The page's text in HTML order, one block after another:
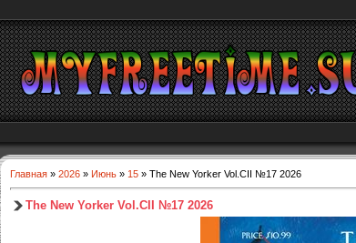
Главная » 2026 » Июнь » 15 » The New Yorker Vol.CII №17 2026
The New Yorker Vol.CII №17 2026